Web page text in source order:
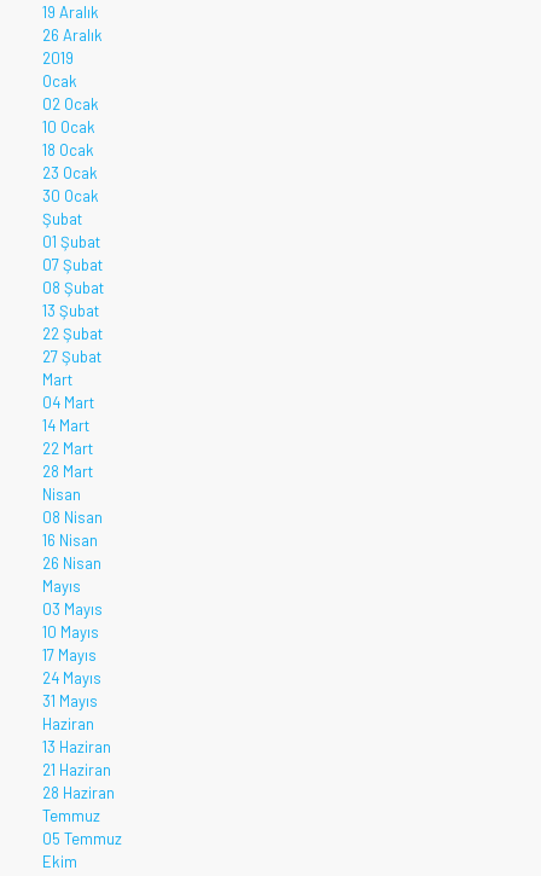
19 Aralık
26 Aralık
2019
Ocak
02 Ocak
10 Ocak
18 Ocak
23 Ocak
30 Ocak
Şubat
01 Şubat
07 Şubat
08 Şubat
13 Şubat
22 Şubat
27 Şubat
Mart
04 Mart
14 Mart
22 Mart
28 Mart
Nisan
08 Nisan
16 Nisan
26 Nisan
Mayıs
03 Mayıs
10 Mayıs
17 Mayıs
24 Mayıs
31 Mayıs
Haziran
13 Haziran
21 Haziran
28 Haziran
Temmuz
05 Temmuz
Ekim